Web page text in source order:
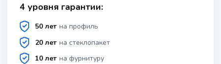
4 уровня гарантии:
50 лет на профиль
20 лет на стеклопакет
10 лет на фурнитуру